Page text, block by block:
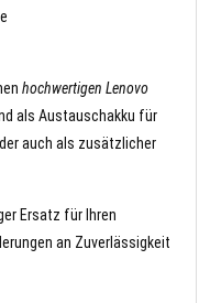
hochwertigen Lenovo
als Austauschakku für
auch als zusätzlicher
Ersatz für Ihren
an Zuverlässigkeit